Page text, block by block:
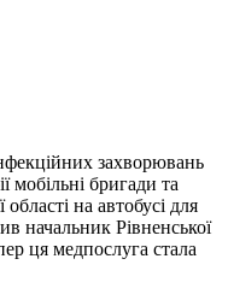
захворювань
мобільні бригади та
на автобусі для
начальник Рівненської
ця медпослуга стала